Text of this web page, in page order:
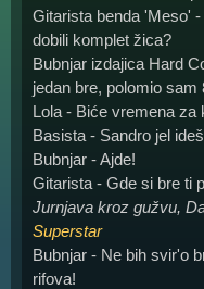
Gitarista benda 'Meso'
dobili komplet žica?
Bubnjar izdajica Hard
jedan bre, polomio
Lola - Biće vremena
Basista - Sandro jel
Bubnjar - Ajde!
Gitarista - Gde si bre ti
Jurnjava kroz gužvu,
Superstar
Bubnjar - Ne bih svir'o
rifova!